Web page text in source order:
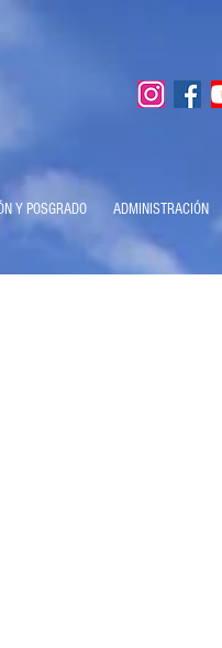
Y POSGRADO ADMINISTRACIÓN